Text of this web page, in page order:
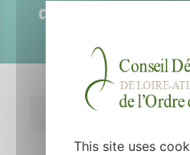
dans un
14 février 2017
This site uses